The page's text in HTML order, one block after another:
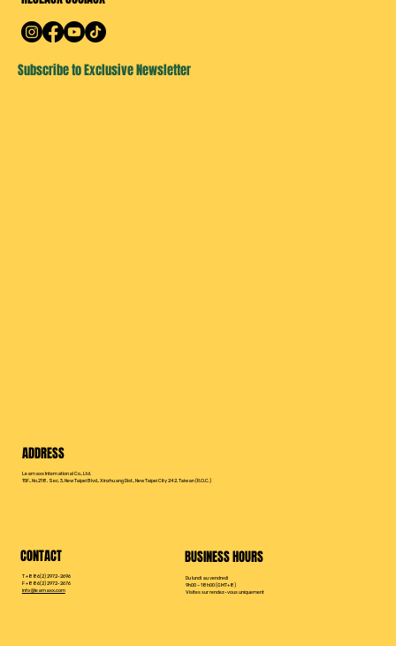
Subscribe to Exclusive Newsletter
ADDRESS
Leamaxx International Co., Ltd.
15F., No.218, Sec. 3, New Taipei Blvd., Xinzhuang Dist., New Taipei City 242, Taiwan (R.O.C.)
T +886(2) 2972-2696
F +886(2) 2972-2676
info@leamaxx.com
CONTACT
Du lundi au vendredi
9h00 – 18h00 (GMT+8)
Visites sur rendez-vous uniquement
BUSINESS HOURS